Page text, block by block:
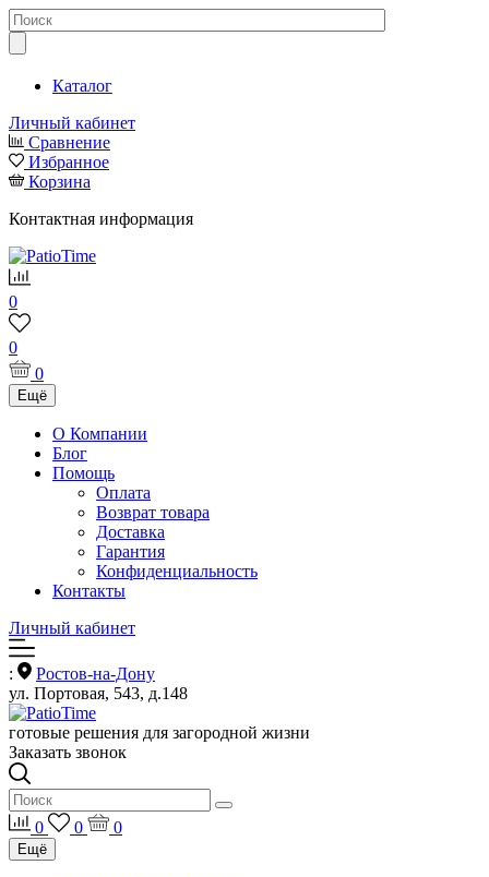
Каталог
Личный кабинет
Сравнение
Избранное
Корзина
Контактная информация
0
0
0
Ещё
О Компании
Блог
Помощь
Оплата
Возврат товара
Доставка
Гарантия
Конфиденциальность
Контакты
Личный кабинет
:
Ростов-на-Дону
ул. Портовая, 543, д.148
готовые решения для загородной жизни
Заказать звонок
0 0 0
Ещё